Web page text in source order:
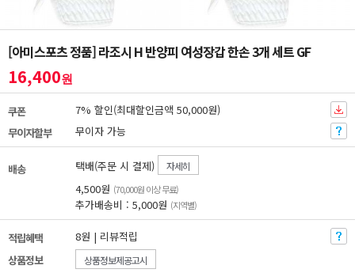
[아미스포츠 정품] 라조시 H 반양피 여성장갑 한손 3개 세트 GF
16,400원
쿠폰
7% 할인(최대할인금액 50,000원)
무이자할부
무이자 가능
배송 택배(주문 시 결제) 자세히
4,500원 (70,000원 이상 무료)
추가배송비 : 5,000원 (지역별)
적립혜택
8원 | 리뷰적립
상품정보
상품정보제공고시